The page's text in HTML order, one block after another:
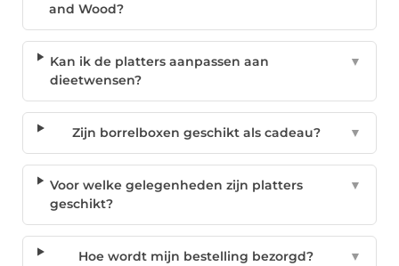
and Wood?
Kan ik de platters aanpassen aan
dieetwensen?
▼
Zijn borrelboxen geschikt als cadeau? ▼
Voor welke gelegenheden zijn platters
geschikt?
▼
Hoe wordt mijn bestelling bezorgd? ▼